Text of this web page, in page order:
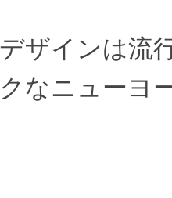
ザインは流
なニューヨ